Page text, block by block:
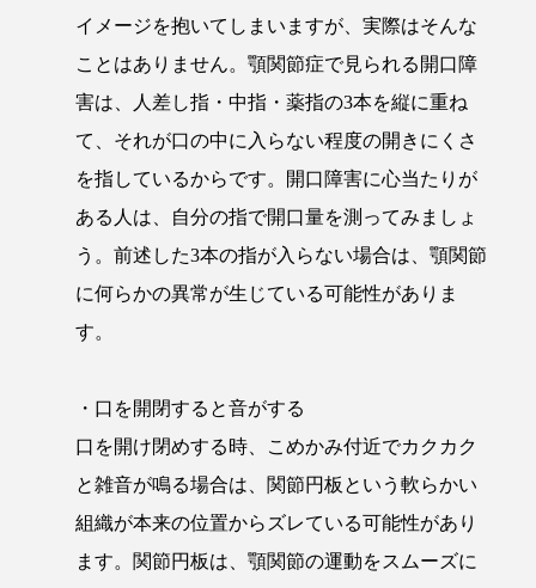
イメージを抱いてしまいますが、実際はそんな
ことはありません。顎関節症で見られる開口障
害は、人差し指・中指・薬指の3本を縦に重ね
て、それが口の中に入らない程度の開きにくさ
を指しているからです。開口障害に心当たりが
ある人は、自分の指で開口量を測ってみましょ
う。前述した3本の指が入らない場合は、顎関節
に何らかの異常が生じている可能性がありま
す。
・口を開閉すると音がする
口を開け閉めする時、こめかみ付近でカクカク
と雑音が鳴る場合は、関節円板という軟らかい
組織が本来の位置からズレている可能性があり
ます。関節円板は、顎関節の運動をスムーズに